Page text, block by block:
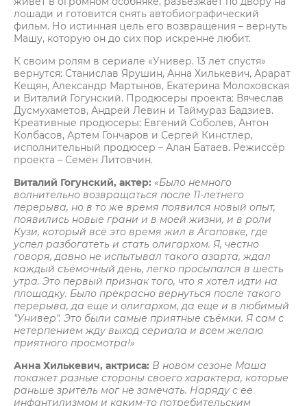
лошади и готовится снять автобиографический
фильм. Но истинная цель его возвращения – вернуть
Машу, которую он до сих пор искренне любит.
К своим ролям в сериале «Универ. 13 лет спустя»
вернутся: Станислав Ярушин, Анна Хилькевич, Арарат
Кещян, Александр Мартынов, Екатерина Молоховская
и Виталий Гогунский. Продюсеры проекта: Вячеслав
Дусмухаметов, Андрей Левин и Таймураз Бадзиев.
Креативные продюсеры: Евгений Соболев, Антон
Колбасов, Артем Гончаров и Сергей Кинстлер,
исполнительный продюсер – Алан Батаев. Режиссёр
проекта – Семён Литовчин.
Виталий Гогунский, актер: «Было немного
волнительно возвращаться после 11-летнего
перерыва, но в то же время появился новый опыт,
появились новые грани и в моей жизни, и в роли
Кузи, который всё это время жил в Агаповке, где
успел разбогатеть и стать олигархом. Я, честно
говоря, давно не испытывал такого азарта, ждал
каждый съёмочный день, легко просыпался в шесть
утра. Это первый признак того, что я хотел идти на
площадку. Было прекрасно вернуться после такого
перерыва, да еще и олигархом, да еще и в любимый
"Универ". Это были самые приятные съёмки. Я сам с
нетерпением жду выход сериала и всем желаю
приятного просмотра!»
Анна Хилькевич, актриса: В новом сезоне Маша
покажет разные стороны своего характера, которые
раньше зритель мог не замечать. Наряду с ее
инфантилизмом и каким-то потребительским